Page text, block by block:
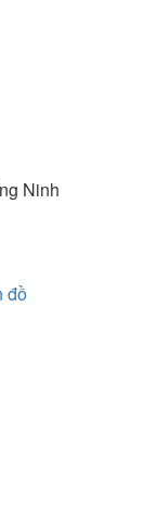
Ninh
đồ